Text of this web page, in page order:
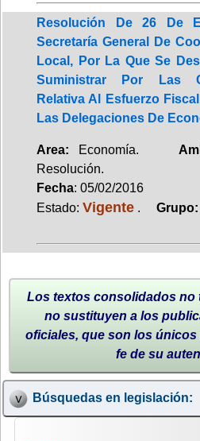
Resolución De 26 De
Secretaría General De
Local, Por La Que Se
Suministrar Por Las
Relativa Al Esfuerzo
Las Delegaciones De
Area: Economía.
Resolución.
Fecha: 05/02/2016
Estado: Vigente . Grupo:
Los textos consolidados no
no sustituyen a los
oficiales, que son los
fe de su
Búsquedas en legislación: